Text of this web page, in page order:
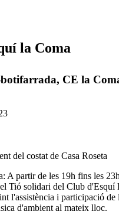
la Coma
CE la
del costat de Casa Roseta
A partir de les 19h fins les
Tió solidari del Club d'Esquí
l'assistència i participació de
d'ambient al mateix lloc.